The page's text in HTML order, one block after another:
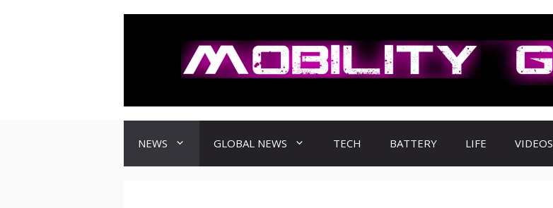
NEWS GLOBAL NEWS TECH BATTERY LIFE VIDEOS